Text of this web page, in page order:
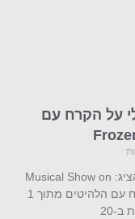
על הקרח עם
Production Agenda (Germany) גאים להציג: Musical Show on
Ice לשבור את הקרח מופע מוזיקלי על הקרח עם הלהיטים מתוך 1